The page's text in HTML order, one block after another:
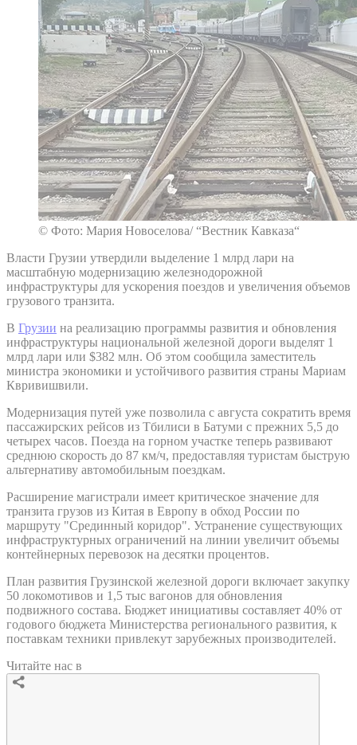
© Фото: Мария Новоселова/ “Вестник Кавказа“
Власти Грузии утвердили выделение 1 млрд лари на
масштабную модернизацию железнодорожной
инфраструктуры для ускорения поездов и увеличения объемов
грузового транзита.
В Грузии на реализацию программы развития и обновления
инфраструктуры национальной железной дороги выделят 1
млрд лари или $382 млн. Об этом сообщила заместитель
министра экономики и устойчивого развития страны Мариам
Квривишвили.
Модернизация путей уже позволила с августа сократить время
пассажирских рейсов из Тбилиси в Батуми с прежних 5,5 до
четырех часов. Поезда на горном участке теперь развивают
среднюю скорость до 87 км/ч, предоставляя туристам быструю
альтернативу автомобильным поездкам.
Расширение магистрали имеет критическое значение для
транзита грузов из Китая в Европу в обход России по
маршруту "Срединный коридор". Устранение существующих
инфраструктурных ограничений на линии увеличит объемы
контейнерных перевозок на десятки процентов.
План развития Грузинской железной дороги включает закупку
50 локомотивов и 1,5 тыс вагонов для обновления
подвижного состава. Бюджет инициативы составляет 40% от
годового бюджета Министерства регионального развития, к
поставкам техники привлекут зарубежных производителей.
Читайте нас в